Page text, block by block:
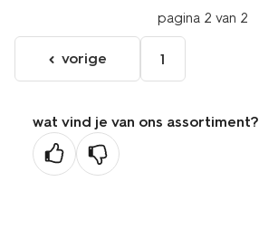
pagina 2 van 2
ga
naar
vorige
pagina
vorige 1
wat vind je van ons assortiment?